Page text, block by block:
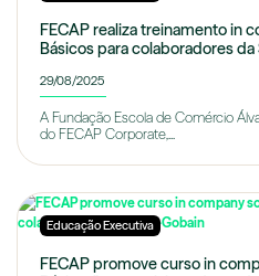
FECAP realiza treinamento in
Básicos para colaboradores
29/08/2025
A Fundação Escola de Comércio
do FECAP Corporate,...
Educação Executiva
FECAP promove curso in